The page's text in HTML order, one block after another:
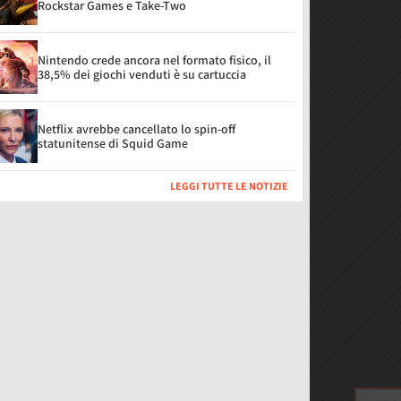
Rockstar Games e Take-Two
Nintendo crede ancora nel formato fisico, il
38,5% dei giochi venduti è su cartuccia
Netflix avrebbe cancellato lo spin-off
statunitense di Squid Game
LEGGI TUTTE LE NOTIZIE